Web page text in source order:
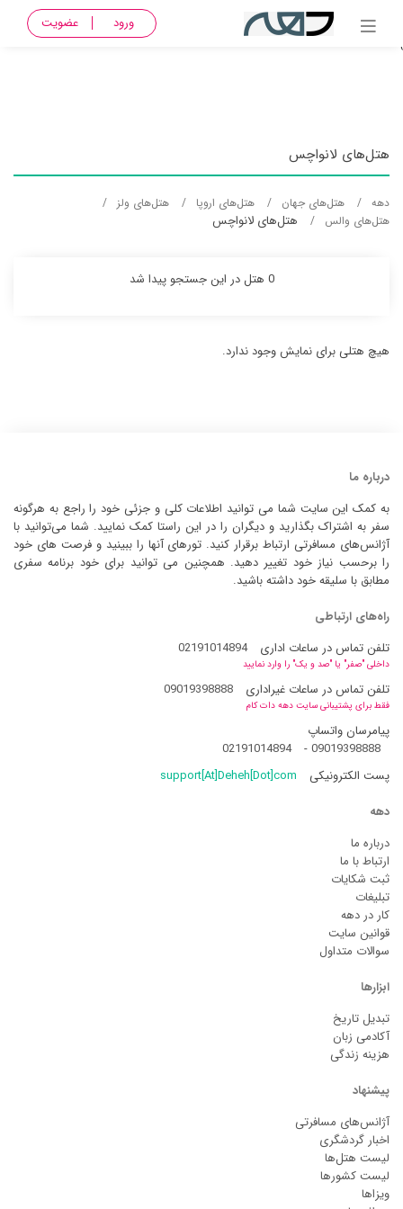
{ Name_pro = والس, Name_City = لانواچس, Name_country = wales,
Name_country_fa = ولز, Name_Continent = Europe, Name_Continent_fa = اروپا
}
ورود عضویت
هتل‌های لانواچس
دهه هتل‌های جهان هتل‌های اروپا
هتل‌های ولز
هتل‌های والس
هتل‌های لانواچس
0 هتل در این جستجو پیدا شد
هیچ هتلی برای نمایش وجود ندارد.
درباره ما
به کمک این سایت شما می توانید اطلاعات کلی و جزئی خود را راجع به هرگونه
سفر به اشتراک بگذارید و دیگران را در این راستا کمک نمایید. شما می‌توانید با
آژانس‌های مسافرتی ارتباط برقرار کنید. تورهای آنها را ببینید و فرصت های خود
را برحسب نیاز خود تغییر دهید. همچنین می توانید برای خود برنامه سفری
مطابق با سلیقه خود داشته باشید.
راه‌های ارتباطی
تلفن تماس در ساعات اداری
02191014894
داخلی "صفر" یا "صد و یک" را وارد نمایید
تلفن تماس در ساعات غیراداری 09019398888
فقط برای پشتیبانی سایت دهه دات کام
پیامرسان واتساپ
09019398888
-
02191014894
پست الکترونیکی
support[At]Deheh[Dot]com
دهه
درباره ما
ارتباط با ما
ثبت شکایات
تبلیغات
کار در دهه
قوانین سایت
سوالات متداول
ابزارها
تبدیل تاریخ
آکادمی زبان
هزینه زندگی
پیشنهاد
آژانس‌های مسافرتی
اخبار گردشگری
لیست هتل‌ها
لیست کشورها
ویزاها